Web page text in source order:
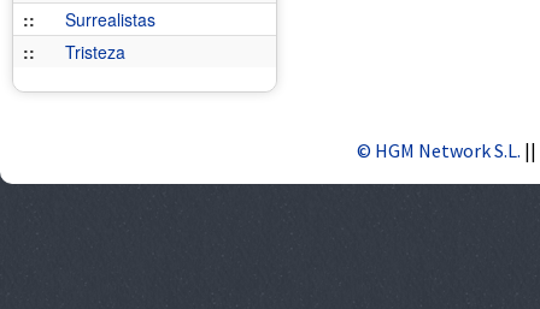
::
Surrealistas
::
Tristeza
© HGM Network S.L. ||